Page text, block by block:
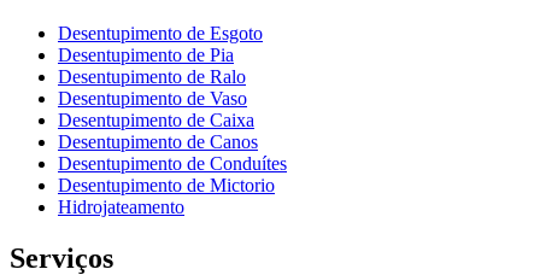
Desentupimento de Esgoto
Desentupimento de Pia
Desentupimento de Ralo
Desentupimento de Vaso
Desentupimento de Caixa
Desentupimento de Canos
Desentupimento de Conduítes
Desentupimento de Mictorio
Hidrojateamento
Serviços